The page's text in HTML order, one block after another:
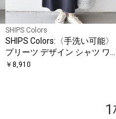
SHIPS Colors
SHIPS Colors:〈手洗い可能〉
プリーツ デザイン シャツ ワン
ピース2◇
￥ 8,910